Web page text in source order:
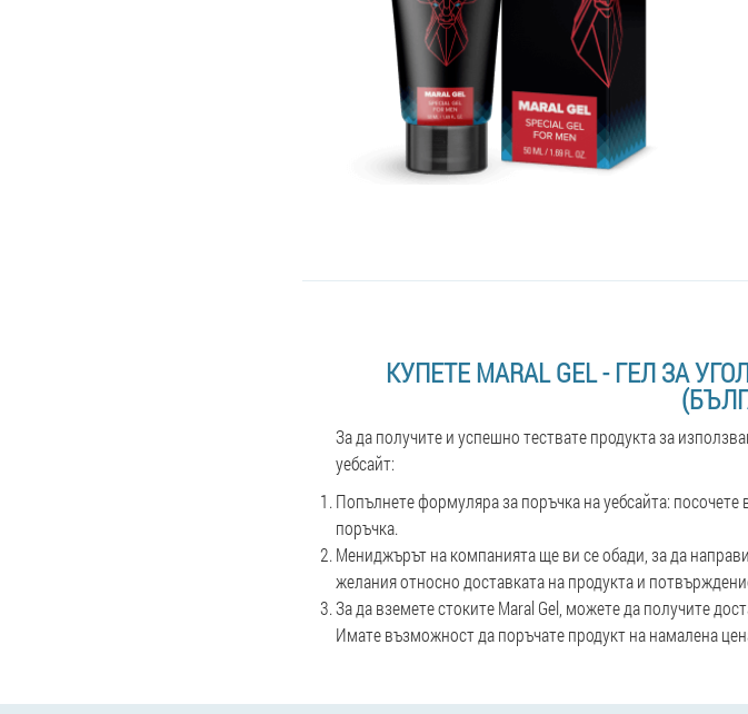
КУПЕТЕ MARAL GEL - ГЕЛ ЗА
За да получите и успешно тествате продукта за
уебсайт:
Попълнете формуляра за поръчка на уебсайта:
поръчка.
Мениджърът на компанията ще ви се обади, за да
желания относно доставката на продукта и
За да вземете стоките Maral Gel, можете да получите
Имате възможност да поръчате продукт на намалена